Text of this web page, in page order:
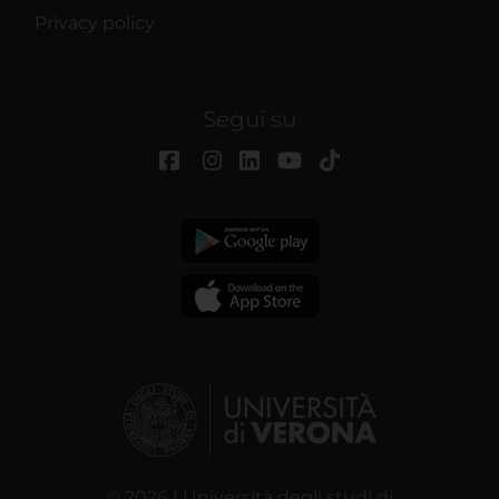
Privacy policy
Segui su